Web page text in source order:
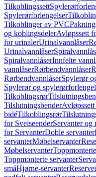
Tilkoblingssett
Spylerørforlengelser
Tilkoblinger av PVC
og koblingsdelerAvløpssett
for urinalerUrinalvannlåser
Urinalvannlåser
SpiralvannlåserInnfelte
vannlåserRørbendvannlåser
RørbendvannlåserSpylerør
Spylerør og
Tilkoblingsrør
Tilslutningsbender
bidéTilkoblingsrør
for SveiseenderServanter og
for ServanterDoble servanter
servanterMøbelservanter
Møbelservanter
Toppmonterte servanter
småHjørne-servanter